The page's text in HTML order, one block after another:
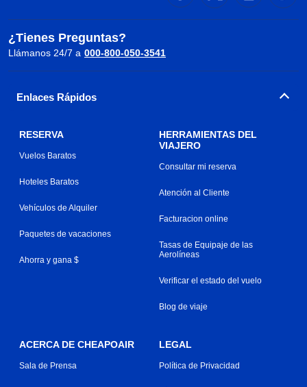
¿Tienes Preguntas?
Llámanos 24/7 a 000-800-050-3541
Enlaces Rápidos
RESERVA
Vuelos Baratos
Hoteles Baratos
Vehículos de Alquiler
Paquetes de vacaciones
Ahorra y gana $
HERRAMIENTAS DEL
VIAJERO
Consultar mi reserva
Atención al Cliente
Facturacion online
Tasas de Equipaje de las
Aerolíneas
Verificar el estado del vuelo
Blog de viaje
ACERCA DE CHEAPOAIR
Sala de Prensa
LEGAL
Política de Privacidad